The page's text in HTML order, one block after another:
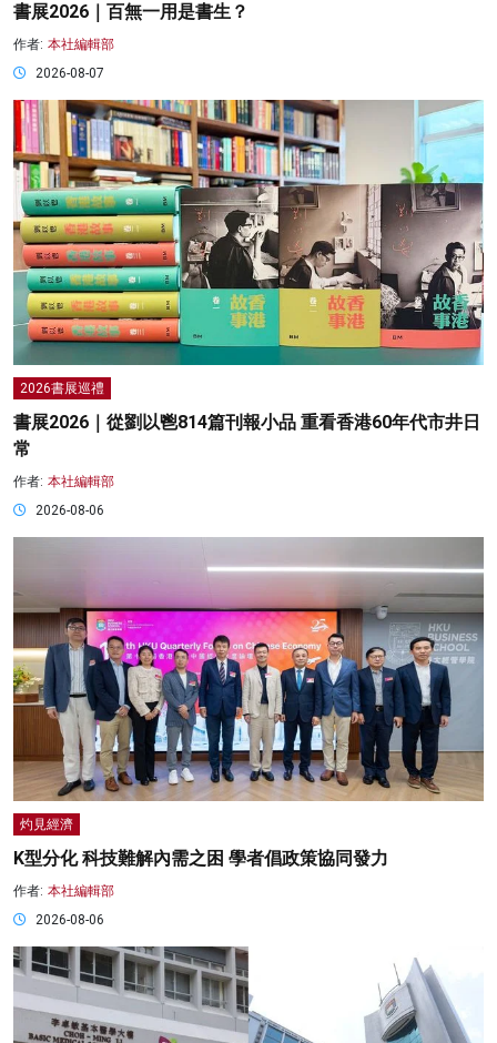
書展2026｜百無一用是書生？
作者: 本社編輯部
2026-08-07
2026書展巡禮
書展2026｜從劉以鬯814篇刊報小品 重看香港60年代市井日
常
作者: 本社編輯部
2026-08-06
灼見經濟
K型分化 科技難解內需之困 學者倡政策協同發力
作者: 本社編輯部
2026-08-06